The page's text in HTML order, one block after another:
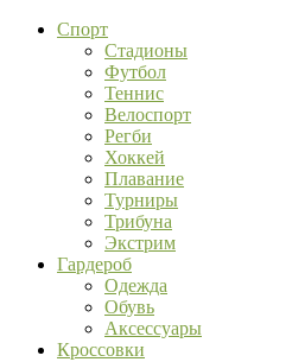
Спорт
Стадионы
Футбол
Теннис
Велоспорт
Регби
Хоккей
Плавание
Турниры
Трибуна
Экстрим
Гардероб
Одежда
Обувь
Аксессуары
Кроссовки